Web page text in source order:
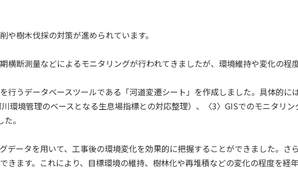
樹木伐採の対策が進められています。
断測量などによるモニタリングが行われてきましたが、環境維持や変化の程
うデータベースツールである「河道変遷シート」を作成しました。具体的に
環境管理のベースとなる生息場指標との対応整理）、〈3〉GISでのモニタリ
。
ータを用いて、工事後の環境変化を効果的に把握することができました。さ
ます。これにより、目標環境の維持、樹林化や再堆積などの変化の程度を経